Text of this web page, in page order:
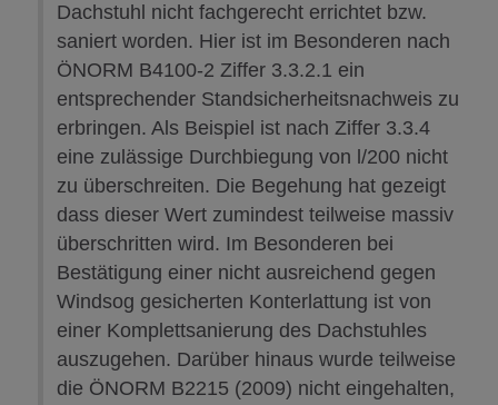
Dachstuhl nicht fachgerecht errichtet bzw.
saniert worden. Hier ist im Besonderen nach
ÖNORM B4100-2 Ziffer 3.3.2.1 ein
entsprechender Standsicherheitsnachweis zu
erbringen. Als Beispiel ist nach Ziffer 3.3.4
eine zulässige Durchbiegung von l/200 nicht
zu überschreiten. Die Begehung hat gezeigt
dass dieser Wert zumindest teilweise massiv
überschritten wird. Im Besonderen bei
Bestätigung einer nicht ausreichend gegen
Windsog gesicherten Konterlattung ist von
einer Komplettsanierung des Dachstuhles
auszugehen. Darüber hinaus wurde teilweise
die ÖNORM B2215 (2009) nicht eingehalten,